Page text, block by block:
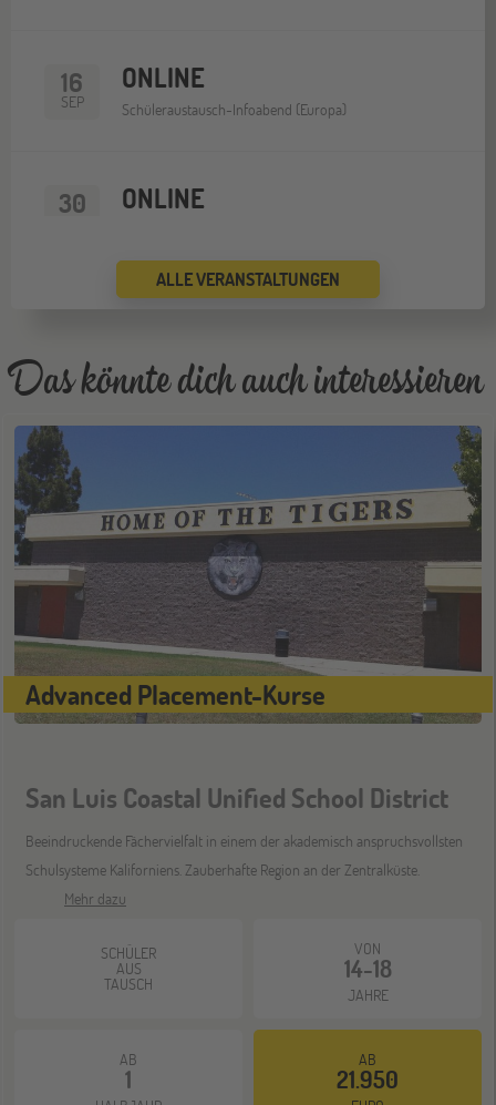
16
SEP
ONLINE
Schüleraustausch-Infoabend (Europa)
30 ONLINE
28
OKT
11
NOV
ONLINE
Schüleraustausch-Infoabend (Europa)
25
NOV
ONLINE
Schüleraustausch-Infoabend (Ozeanien &
Nordamerika)
DEZ
ONLINE
Schüleraustausch-Infoabend (Europa)
ONLINE
Schüleraustausch-Infoabend (Ozeanien &
Nordamerika)
ALLE VERANSTALTUNGEN
Das könnte dich auch interessieren
Advanced Placement-Kurse
San Luis Coastal Unified School District
Beeindruckende Fächervielfalt in einem der akademisch anspruchsvollsten
Schulsysteme Kaliforniens. Zauberhafte Region an der Zentralküste.
Mehr dazu
SCHÜLER
AUS
TAUSCH
VON
14-18
JAHRE
AB
1
AB
21.950